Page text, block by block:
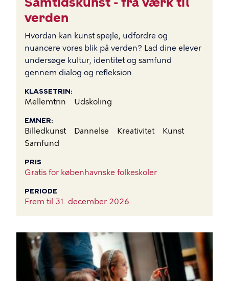
verden
Hvordan kan kunst spejle, udfordre og
nuancere vores blik på verden? Lad dine elever
undersøge kultur, identitet og samfund
gennem dialog og refleksion.
KLASSETRIN
Mellemtrin Udskoling
EMNER
Billedkunst Dannelse Kreativitet
Kunst
Samfund
PRIS
Gratis for københavnske folkeskoler
PERIODE
Frem til 31. december 2026
BILLEDE